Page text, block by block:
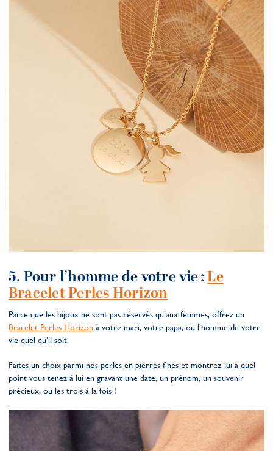
5. Pour l’homme de votre vie :Le
Bracelet Perles Horizon
Parce que les bijoux ne sont pas réservés qu’aux femmes, offrez un
Bracelet Perles Horizon à votre mari, votre papa, ou l’homme de votre
vie quel qu’il soit.
Faites un choix parmi nos perles en pierres fines et montrez-lui à quel
point vous tenez à lui en gravant une date, un prénom, un souvenir
précieux, ou les trois à la fois !